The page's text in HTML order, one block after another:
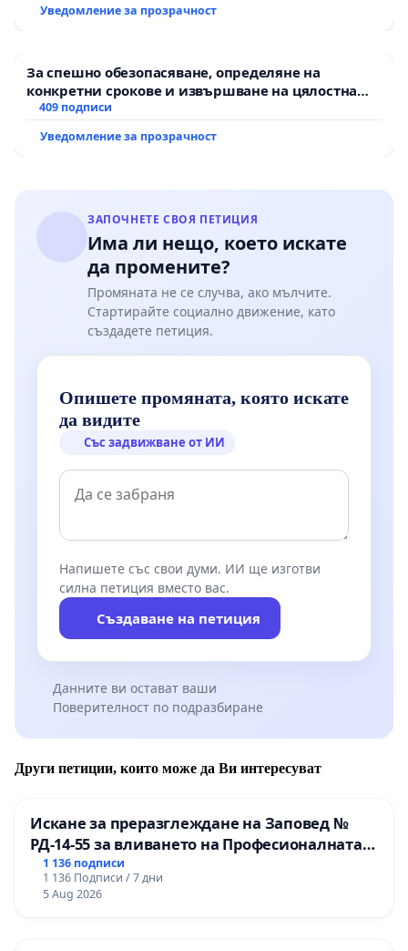
Уведомление за прозрачност
За спешно обезопасяване, определяне на
конкретни срокове и извършване на цялостна
рехабилитация на републиканския път между
Мирово - к.к. Момин проход
409 подписи
Уведомление за прозрачност
ЗАПОЧНЕТЕ СВОЯ ПЕТИЦИЯ
Има ли нещо, което искате
да промените?
Промяната не се случва, ако мълчите.
Стартирайте социално движение, като
създадете петиция.
Опишете промяната, която искате
да видите
Със задвижване от ИИ
Напишете със свои думи. ИИ ще изготви
силна петиция вместо вас.
Създаване на петиция
Данните ви остават ваши
Поверителност по подразбиране
Други петиции, които може да Ви интересуват
Искане за преразглеждане на Заповед №
РД-14-55 за вливането на Професионалната
гимназия по промишлени технологии в
Професионалната гимназия по икономика и
мениджмънт – гр. Пазарджик
1 136 подписи
1 136 Подписи / 7 дни
5 Aug 2026